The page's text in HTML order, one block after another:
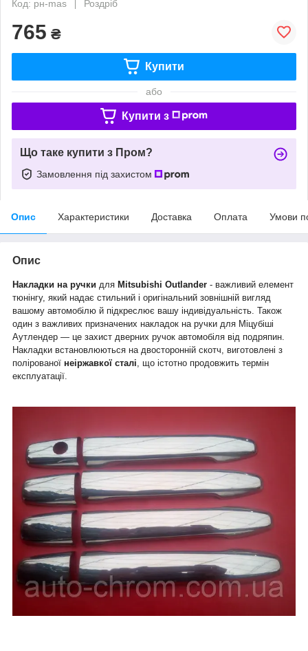
Код: рн-mas
Роздріб
765 ₴
Купити
або
Купити з
Що таке купити з Пром?
Замовлення під захистом
Опис Характеристики Доставка Оплата Умови
Опис
Накладки на ручки для Mitsubishi Outlander - важливий елемент
тюнінгу, який надає стильний і оригінальний зовнішній вигляд
вашому автомобілю й підкреслює вашу індивідуальність. Також
один з важливих призначених накладок на ручки для Міцубіші
Аутлендер — це захист дверних ручок автомобіля від подряпин.
Накладки встановлюються на двосторонній скотч,
виготовлені з
полірованої неіржавкої сталі , що істотно продовжить термін
експлуатації.